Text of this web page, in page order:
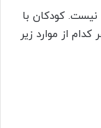
نیست. کودکان با
از موارد زیر